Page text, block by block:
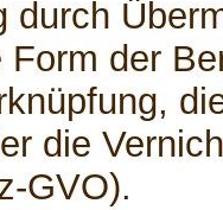
durch
Form der
die
GVO).